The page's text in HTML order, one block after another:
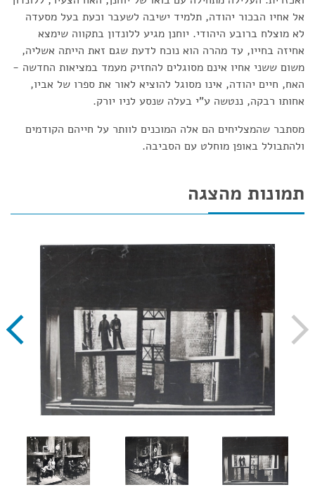
אל אחיו הבכור יהודה, תלמיד ישיבה לשעבר וכעת בעל מסעדה
לא מוצלח ברובע היהודי. יוחנן מגיע ללונדון בתקווה שימצא
אחיזה בחייו, עד מהרה הוא נוכח לדעת שגם זאת הייתה אשליה,
משום ששני אחיו אינם מסוגלים להחזיק מעמד במציאות החדשה -
האח, חיים יהודה, אינו מסוגל להוציא לאור את ספרו של אביו,
אחותו רבקה, ננטשה ע"י בעלה שנסע לניו יורק.
מסתבר שהמצליחים הם אלה המוכנים לוותר על חייהם הקודמים
ולהתבולל באופן מוחלט עם הסביבה.
תמונות מהצגה